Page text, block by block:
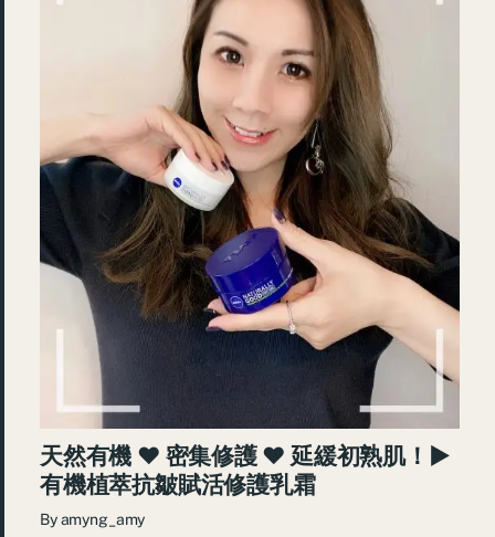
天然有機 ♥ 密集修護 ♥ 延緩初熟肌！►
有機植萃抗皺賦活修護乳霜
Byamyng_amy